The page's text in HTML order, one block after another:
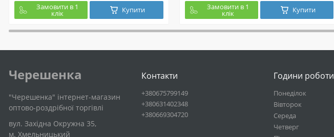
Замовити в 1
клік Купити Замовити в 1
клік Купити
Черешенка
"Черешенка" інтернет-магазин
оптово-роздрібної торгівлі
вул. Західна Окружна 35,
м. Хмельницький
Контакти
+380675799149
+380631402348
+380669304720
Години роботи
Понеділок
Вівторок
Середа
Четверг